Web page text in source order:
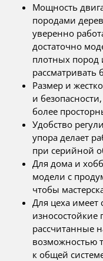
Мощность
породами
уверенно
достаточно
плотных
Размер и
и
более
Удобство
упора делает
при серийной
Для дома и
модели с
чтобы
Для цеха
рассчитанные
возможностью
к общей